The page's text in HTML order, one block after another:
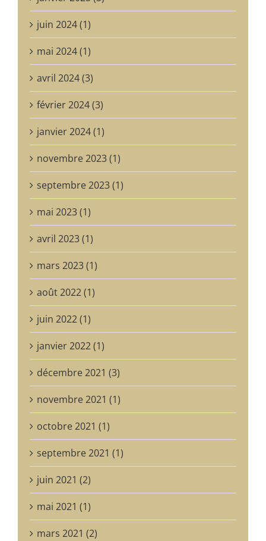
juin 2024 (1)
mai 2024 (1)
avril 2024 (3)
février 2024 (3)
janvier 2024 (1)
novembre 2023 (1)
septembre 2023 (1)
mai 2023 (1)
avril 2023 (1)
mars 2023 (1)
août 2022 (1)
juin 2022 (1)
janvier 2022 (1)
décembre 2021 (3)
novembre 2021 (1)
octobre 2021 (1)
septembre 2021 (1)
juin 2021 (2)
mai 2021 (1)
mars 2021 (2)